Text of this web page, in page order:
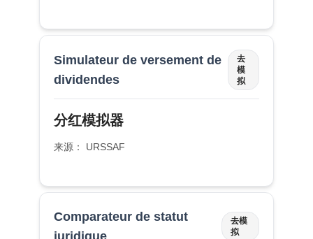
Simulateur de versement de
dividendes
去
模
拟
分红模拟器
来源： URSSAF
Comparateur de statut
juridique
去模
拟